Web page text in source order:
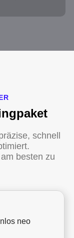
schnell
besten zu